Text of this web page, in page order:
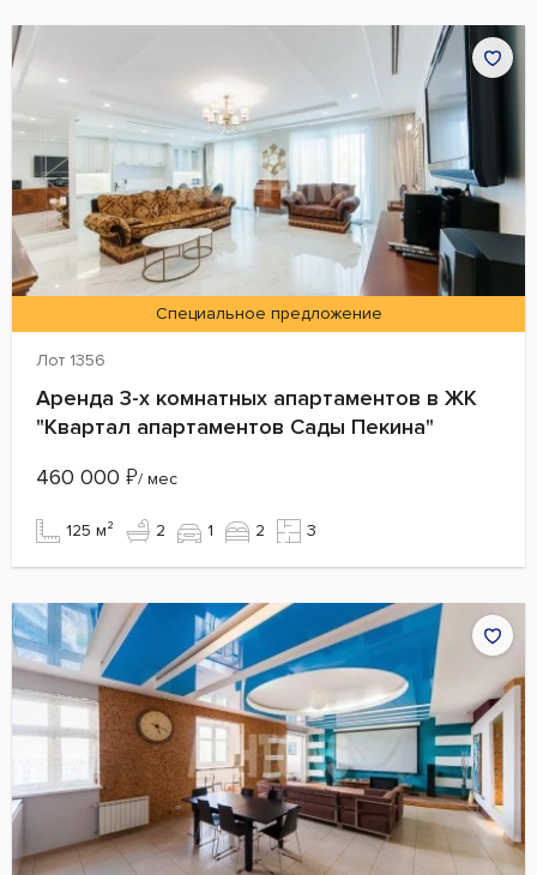
Специальное предложение
Лот 1356
Аренда 3-х комнатных апартаментов в ЖК
"Квартал апартаментов Сады Пекина"
460 000 ₽/ мес
125 м² 2 1 2 3